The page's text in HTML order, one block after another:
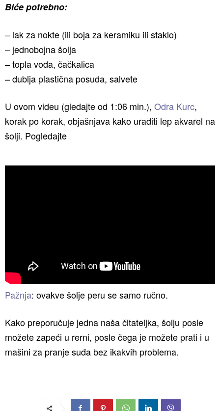
Biće potrebno:
– lak za nokte (ili boja za keramiku ili staklo)
– jednobojna šolja
– topla voda, čačkalica
– dublja plastična posuda, salvete
U ovom videu (gledajte od 1:06 min.), Odra Kurc,
korak po korak, objašnjava kako uraditi lep akvarel na
šolji. Pogledajte
Pažnja: ovakve šolje peru se samo ručno.
Kako preporučuje jedna naša čitateljka, šolju posle
možete zapeći u rerni, posle čega je možete prati i u
mašini za pranje suđa bez ikakvih problema.